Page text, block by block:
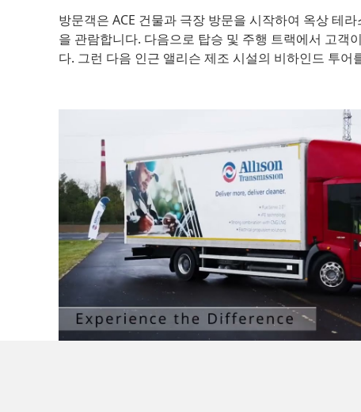
방문객은 ACE 건물과 극장 방문을 시작하여 옥상 테
을 관람합니다. 다음으로 탑승 및 주행 트랙에서 고객
다. 그런 다음 인근 앨리슨 제조 시설의 비하인드 투어